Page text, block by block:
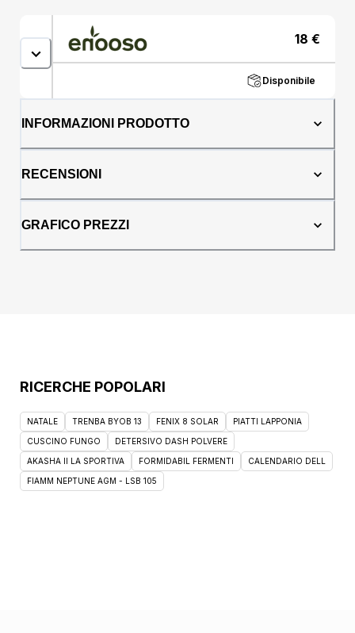
solo carta, e tanto amore.Usa il blush
direttamente sul viso o con le dita. Un look
naturale in pochi secondi.
18 €
Disponibile
INFORMAZIONI PRODOTTO
RECENSIONI
GRAFICO PREZZI
RICERCHE POPOLARI
NATALE TRENBA BYOB 13 FENIX 8 SOLAR PIATTI LAPPONIA
CUSCINO FUNGO DETERSIVO DASH POLVERE
AKASHA II LA SPORTIVA FORMIDABIL FERMENTI CALENDARIO DELL
FIAMM NEPTUNE AGM - LSB 105